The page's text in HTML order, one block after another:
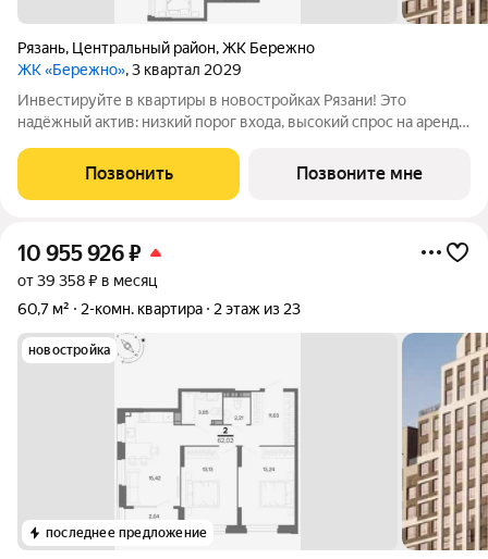
Рязань, Центральный район,ЖК Бережно
ЖК «Бережно», 3 квартал 2029
Инвестируйте в квартиры в новостройках Рязани! Это
надёжный актив: низкий порог входа, высокий спрос на аренду
Жилой квартал «Бережно» это проект класса Бизнес,
созданный с уважением к городу и
Позвонить Позвоните мне
10 955 926₽
от 39 358 ₽ в месяц
60,7 м²
2-комн. квартира 2 этаж из 23
новостройка
последнее предложение